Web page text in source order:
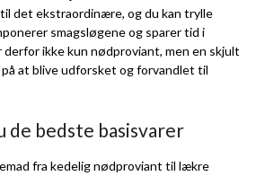
det ekstraordinære, og du kan trylle
smagsløgene og sparer tid i
derfor ikke kun nødproviant, men en skjult
at blive udforsket og forvandlet til
de bedste basisvarer
fra kedelig nødproviant til lækre